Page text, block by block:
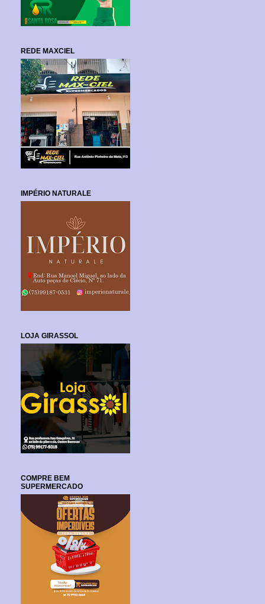
REDE MAXCIEL
IMPÉRIO NATURALE
LOJA GIRASSOL
COMPRE BEM
SUPERMERCADO